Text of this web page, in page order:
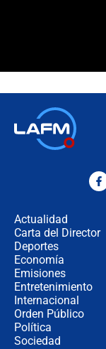
Actualidad
Carta del Director
Deportes
Economía
Emisiones
Entretenimiento
Internacional
Orden Público
Política
Sociedad